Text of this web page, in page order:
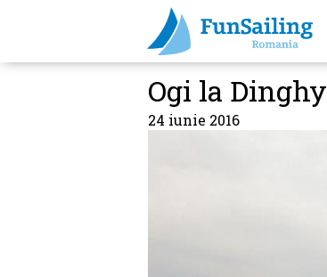
Ogi la Dinghy
24 iunie 2016